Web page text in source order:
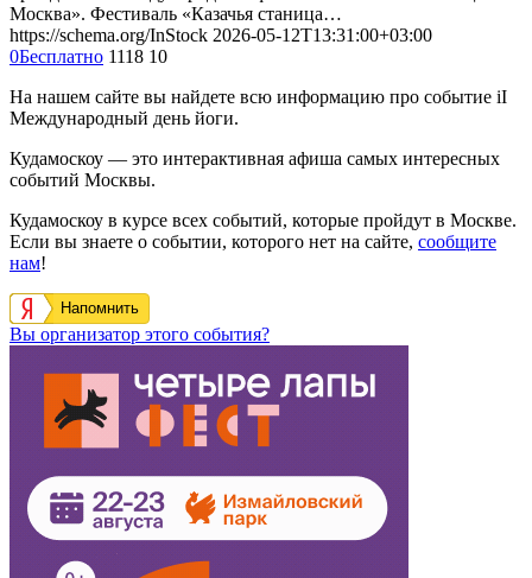
Москва». Фестиваль «Казачья станица…
https://schema.org/InStock 2026-05-12T13:31:00+03:00
0Бесплатно 1118 10
На нашем сайте вы найдете всю информацию про событие iI
Международный день йоги.
Кудамоскоу — это интерактивная афиша самых интересных
событий Москвы.
Кудамоскоу в курсе всех событий, которые пройдут в Москве.
Если вы знаете о событии, которого нет на сайте, сообщите
нам!
Напомнить
Вы организатор этого события?